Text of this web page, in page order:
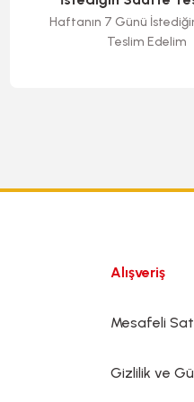
Haftanın 7 Günü
Teslim Edelim
Alışveriş
Mesafeli
Gizlilik ve